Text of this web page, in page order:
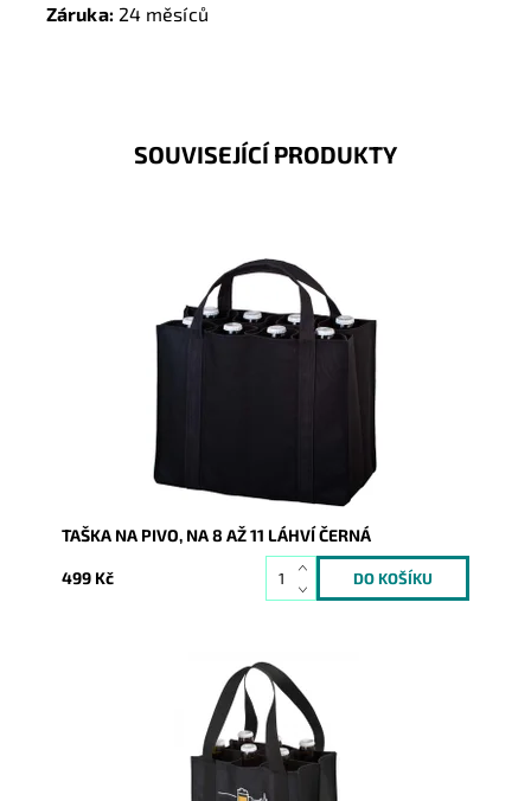
Záruka:24 měsíců
SOUVISEJÍCÍ PRODUKTY
Taška pro 8-11 lahví piva o obsahu 0,5 l v černé barvě.
Skladem
TAŠKA NA PIVO, NA 8 AŽ 11 LÁHVÍ ČERNÁ
499 Kč
Taška pro 6 lahví piva o obsahu 0,5 l v černé barvě.
Skladem
9355
DUP